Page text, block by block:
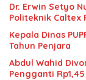
‎Dr. Erwin Setyo
Politeknik Caltex
Kepala Dinas
Tahun Penjara
‎‎Abdul Wahid
Pengganti